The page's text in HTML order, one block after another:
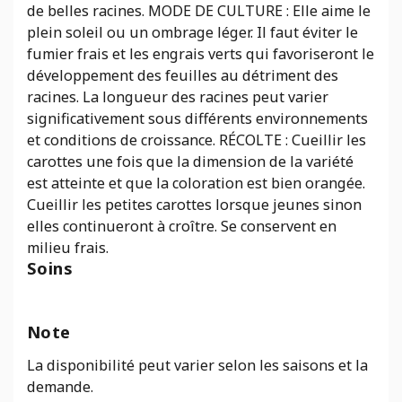
de belles racines. MODE DE CULTURE : Elle aime le
plein soleil ou un ombrage léger. Il faut éviter le
fumier frais et les engrais verts qui favoriseront le
développement des feuilles au détriment des
racines. La longueur des racines peut varier
significativement sous différents environnements
et conditions de croissance. RÉCOLTE : Cueillir les
carottes une fois que la dimension de la variété
est atteinte et que la coloration est bien orangée.
Cueillir les petites carottes lorsque jeunes sinon
elles continueront à croître. Se conservent en
milieu frais.
Soins
Note
La disponibilité peut varier selon les saisons et la
demande.